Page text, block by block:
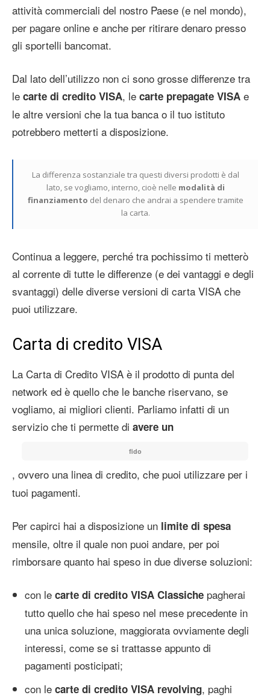
attività commerciali del nostro Paese (e nel mondo),
per pagare online e anche per ritirare denaro presso
gli sportelli bancomat.
Dal lato dell’utilizzo non ci sono grosse differenze tra
le carte di credito VISA, le carte prepagate VISA e
le altre versioni che la tua banca o il tuo istituto
potrebbero metterti a disposizione.
La differenza sostanziale tra questi diversi prodotti è dal
lato, se vogliamo, interno, cioè nelle modalità di
finanziamento del denaro che andrai a spendere tramite
la carta.
Continua a leggere, perché tra pochissimo ti metterò
al corrente di tutte le differenze (e dei vantaggi e degli
svantaggi) delle diverse versioni di carta VISA che
puoi utilizzare.
Carta di credito VISA
La Carta di Credito VISA è il prodotto di punta del
network ed è quello che le banche riservano, se
vogliamo, ai migliori clienti. Parliamo infatti di un
servizio che ti permette di avere un
fido
, ovvero una linea di credito, che puoi utilizzare per i
tuoi pagamenti.
Per capirci hai a disposizione un limite di spesa
mensile, oltre il quale non puoi andare, per poi
rimborsare quanto hai speso in due diverse soluzioni:
con le carte di credito VISA Classiche pagherai
tutto quello che hai speso nel mese precedente in
una unica soluzione, maggiorata ovviamente degli
interessi, come se si trattasse appunto di
pagamenti posticipati;
con le carte di credito VISA revolving, paghi